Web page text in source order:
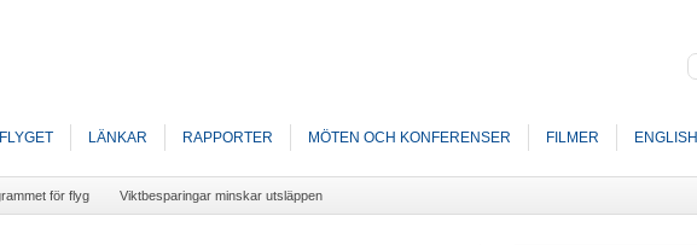
LÄNKAR RAPPORTER MÖTEN OCH KONFERENSER FILMER ENGLISH
för flyg Viktbesparingar minskar utsläppen